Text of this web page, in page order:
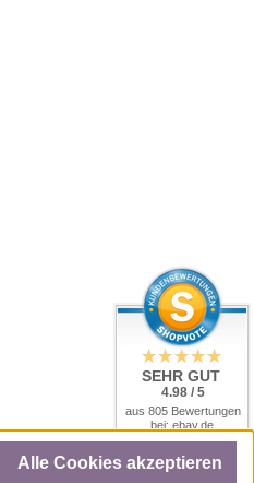
Alle Cookies akzeptieren
SEHR GUT
4.98 / 5
aus 805 Bewertungen
bei: ebay.de,
amazon.de, amazon.it,
shopvote.de